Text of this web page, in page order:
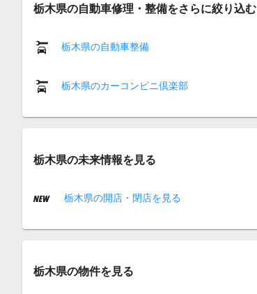
栃木県の自動車修理・整備をさらに絞り込む
栃木県の自動車整備
栃木県のカーコンビニ倶楽部
栃木県の未来情報を見る
栃木県の開店・閉店を見る
栃木県の物件を見る